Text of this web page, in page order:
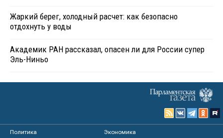
Жаркий берег, холодный расчет: как безопасно
отдохнуть у воды
Академик РАН рассказал, опасен ли для России супер
Эль-Ниньо
Политика
Экономика